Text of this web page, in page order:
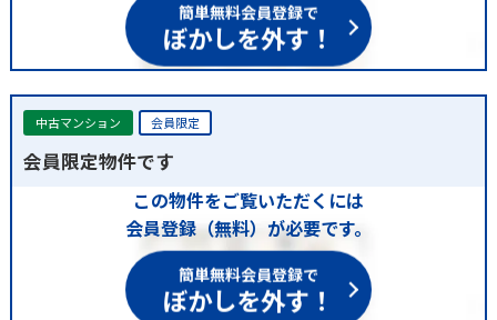
簡単無料会員登録で
ぼかしを外す！
中古マンション 会員限定
会員限定物件です
この物件をご覧いただくには
会員登録（無料）が必要です。
簡単無料会員登録で
ぼかしを外す！